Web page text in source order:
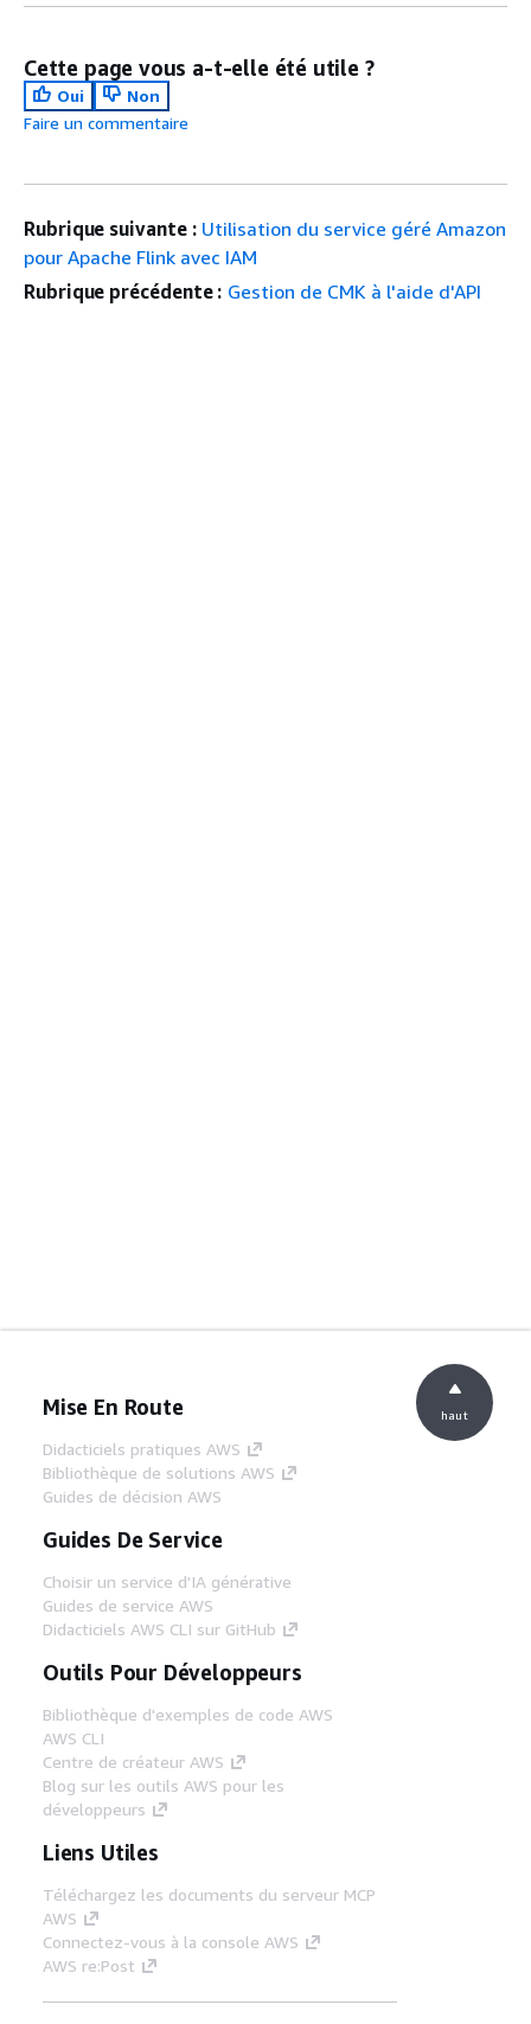
Cette page vous a-t-elle été utile ?
Oui
Non
Faire un commentaire
Rubrique suivante : Utilisation du service géré Amazon
pour Apache Flink avec IAM
Rubrique précédente : Gestion de CMK à l'aide d'API
Mise En Route
Didacticiels pratiques AWS
Bibliothèque de solutions AWS
Guides de décision AWS
Guides De Service
Choisir un service d'IA générative
Guides de service AWS
Didacticiels AWS CLI sur GitHub
Outils Pour Développeurs
Bibliothèque d'exemples de code AWS
AWS CLI
Centre de créateur AWS
Blog sur les outils AWS pour les
développeurs
Liens Utiles
Téléchargez les documents du serveur MCP
AWS
Connectez-vous à la console AWS
AWS re:Post
haut